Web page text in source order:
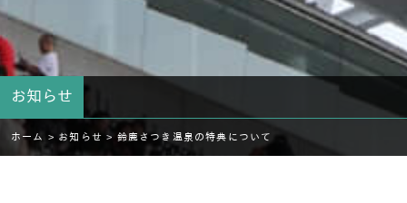
お知らせ
ホーム > お知らせ > 鈴鹿さつき温泉の特典について